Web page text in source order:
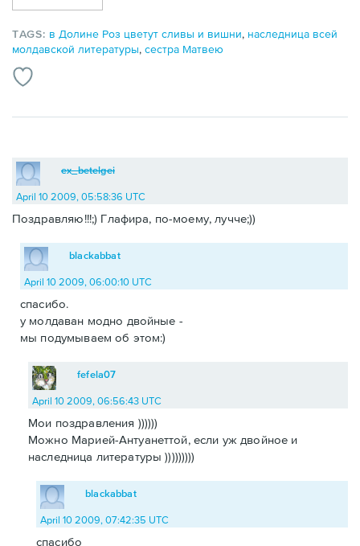
TAGS: в Долине Роз цветут сливы и вишни, наследница всей
молдавской литературы, сестра Матвею
ex_betelgei
April 10 2009, 05:58:36 UTC
Поздравляю!!!;) Глафира, по-моему, лучче;))
blackabbat
April 10 2009, 06:00:10 UTC
спасибо.
у молдаван модно двойные -
мы подумываем об этом:)
fefela07
April 10 2009, 06:56:43 UTC
Мои поздравления ))))))
Можно Марией-Антуанеттой, если уж двойное и
наследница литературы )))))))))
blackabbat
April 10 2009, 07:42:35 UTC
спасибо